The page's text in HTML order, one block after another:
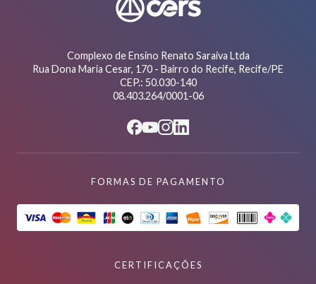
Complexo de Ensino Renato Saraiva Ltda
Rua Dona Maria Cesar, 170 - Bairro do Recife, Recife/PE
CEP.: 50.030-140
08.403.264/0001-06
FORMAS DE PAGAMENTO
CERTIFICAÇÕES